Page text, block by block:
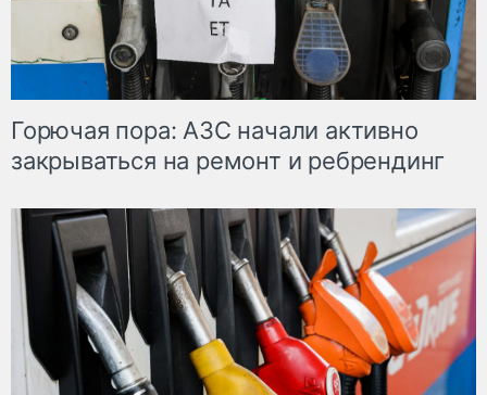
Горючая пора: АЗС начали активно
закрываться на ремонт и ребрендинг